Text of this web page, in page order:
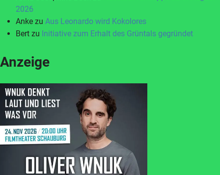
2026
Anke zu Aus Leonardo wird Kokolores
Bert zu Initiative zum Erhalt des Grüntals gegründet
Anzeige